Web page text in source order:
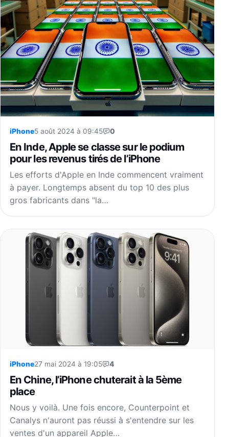
iPhone5 août 2024 à 09:45 0
En Inde, Apple se classe sur le podium
pour les revenus tirés de l’iPhone
Les efforts d'Apple en Inde commencent vraiment
à payer. Longtemps absent du top 10 des plus
gros fabricants dans "la…
iPhone27 mai 2024 à 19:05 4
En Chine, l’iPhone chuterait à la 5ème
place
Nous y voilà. Une fois encore, Counterpoint et
Canalys n'auront pas réussi à s'entendre sur les
ventes d'un appareil Apple…